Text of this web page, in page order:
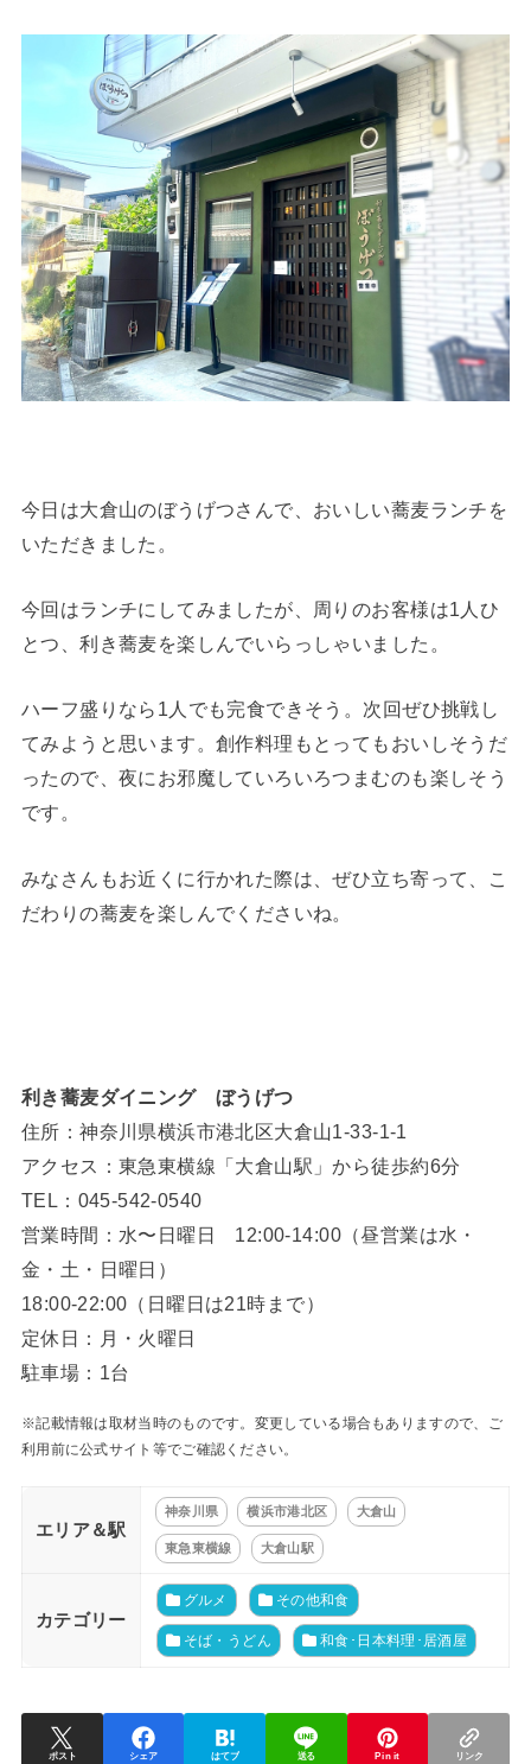
今日は大倉山のぼうげつさんで、おいしい蕎麦ランチを
いただきました。
今回はランチにしてみましたが、周りのお客様は1人ひ
とつ、利き蕎麦を楽しんでいらっしゃいました。
ハーフ盛りなら1人でも完食できそう。次回ぜひ挑戦し
てみようと思います。創作料理もとってもおいしそうだ
ったので、夜にお邪魔していろいろつまむのも楽しそう
です。
みなさんもお近くに行かれた際は、ぜひ立ち寄って、こ
だわりの蕎麦を楽しんでくださいね。
利き蕎麦ダイニング ぼうげつ
住所：神奈川県横浜市港北区大倉山1-33-1-1
アクセス：東急東横線「大倉山駅」から徒歩約6分
TEL：045-542-0540
営業時間：水〜日曜日 12:00-14:00（昼営業は水・
金・土・日曜日）
18:00-22:00（日曜日は21時まで）
定休日：月・火曜日
駐車場：1台
※記載情報は取材当時のものです。変更している場合もありますので、ご
利用前に公式サイト等でご確認ください。
エリア＆駅
神奈川県 横浜市港北区 大倉山
東急東横線 大倉山駅
カテゴリー
グルメ その他和食
そば・うどん 和食･日本料理･居酒屋
ポスト シェア はてブ 送る Pin it リンク